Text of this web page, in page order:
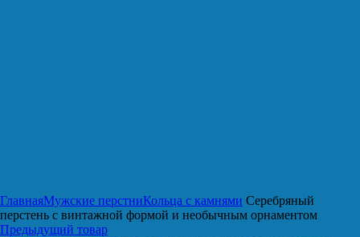
ГлавнаяМужские перстниКольца с камнями Серебряный
перстень с винтажной формой и необычным орнаментом
Предыдущий товар